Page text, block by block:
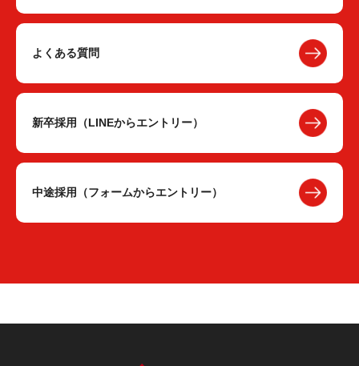
よくある質問
新卒採用（LINEからエントリー）
中途採用（フォームからエントリー）